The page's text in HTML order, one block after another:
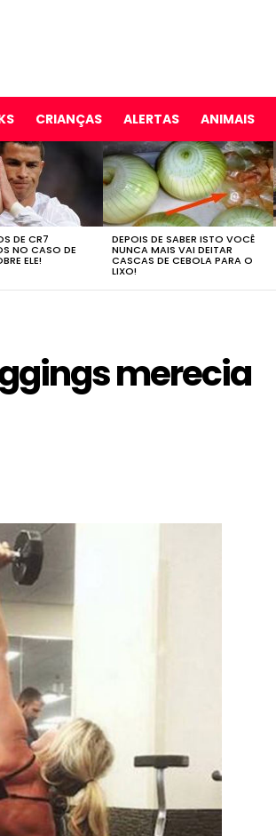
CRIANÇAS ALERTAS ANIMAIS
DE CR7
NO CASO DE
ELE!
DEPOIS DE SABER ISTO VOCÊ
NUNCA MAIS VAI DEITAR
CASCAS DE CEBOLA PARA O
LIXO!
merecia